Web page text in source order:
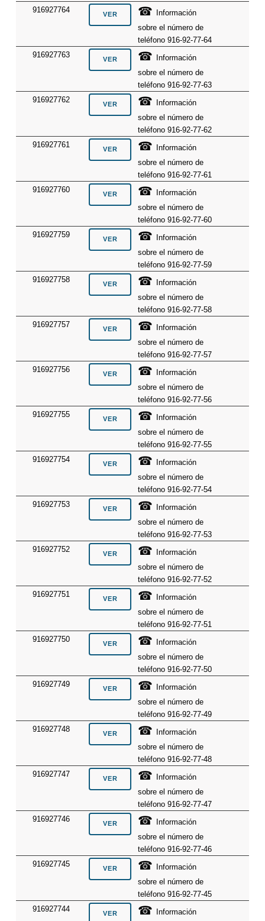
916927764
☎
Información
sobre el número de
teléfono 916-92-77-64
916927763
☎
Información
sobre el número de
teléfono 916-92-77-63
916927762
☎
Información
sobre el número de
teléfono 916-92-77-62
916927761
☎
Información
sobre el número de
teléfono 916-92-77-61
916927760
☎
Información
sobre el número de
teléfono 916-92-77-60
916927759
☎
Información
sobre el número de
teléfono 916-92-77-59
916927758
☎
Información
sobre el número de
teléfono 916-92-77-58
916927757
☎
Información
sobre el número de
teléfono 916-92-77-57
916927756
☎
Información
sobre el número de
teléfono 916-92-77-56
916927755
☎
Información
sobre el número de
teléfono 916-92-77-55
916927754
☎
Información
sobre el número de
teléfono 916-92-77-54
916927753
☎
Información
sobre el número de
teléfono 916-92-77-53
916927752
☎
Información
sobre el número de
teléfono 916-92-77-52
916927751
☎
Información
sobre el número de
teléfono 916-92-77-51
916927750
☎
Información
sobre el número de
teléfono 916-92-77-50
916927749
☎
Información
sobre el número de
teléfono 916-92-77-49
916927748
☎
Información
sobre el número de
teléfono 916-92-77-48
916927747
☎
Información
sobre el número de
teléfono 916-92-77-47
916927746
☎
Información
sobre el número de
teléfono 916-92-77-46
916927745
☎
Información
sobre el número de
teléfono 916-92-77-45
916927744
☎
Información